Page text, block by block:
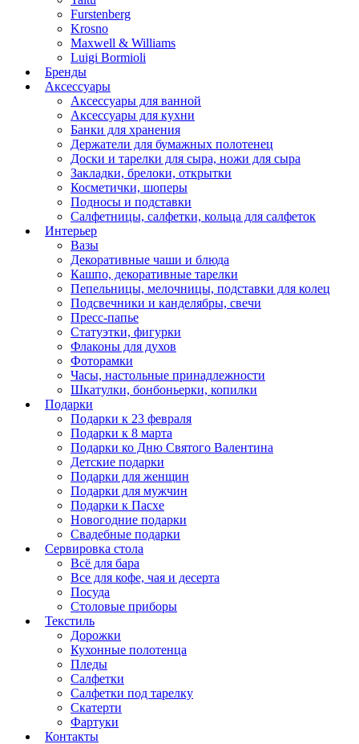
Furstenberg
Krosno
Maxwell & Williams
Luigi Bormioli
Бренды
Аксессуары
Аксессуары для ванной
Аксессуары для кухни
Банки для хранения
Держатели для бумажных полотенец
Доски и тарелки для сыра, ножи для сыра
Закладки, брелоки, открытки
Косметички, шоперы
Подносы и подставки
Салфетницы, салфетки, кольца для салфеток
Интерьер
Вазы
Декоративные чаши и блюда
Кашпо, декоративные тарелки
Пепельницы, мелочницы, подставки для колец
Подсвечники и канделябры, свечи
Пресс-папье
Статуэтки, фигурки
Флаконы для духов
Фоторамки
Часы, настольные принадлежности
Шкатулки, бонбоньерки, копилки
Подарки
Подарки к 23 февраля
Подарки к 8 марта
Подарки ко Дню Святого Валентина
Детские подарки
Подарки для женщин
Подарки для мужчин
Подарки к Пасхе
Новогодние подарки
Свадебные подарки
Сервировка стола
Всё для бара
Все для кофе, чая и десерта
Посуда
Столовые приборы
Текстиль
Дорожки
Кухонные полотенца
Пледы
Салфетки
Салфетки под тарелку
Скатерти
Фартуки
Контакты